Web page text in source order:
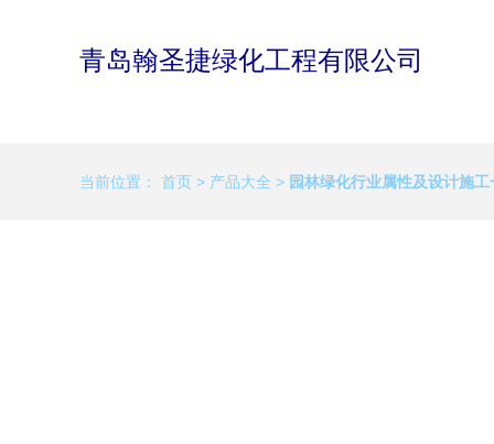
青岛翰圣捷绿化工程有限公司
当前位置： 首页 > 产品大全 > 园林绿化行业属性及设计施